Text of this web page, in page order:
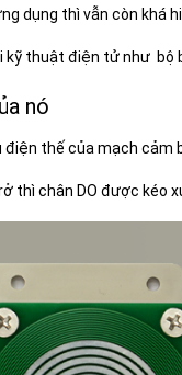
dụng thì vẫn còn khá
thuật điện tử như bộ
nó
thế của mạch cảm
chân DO được kéo